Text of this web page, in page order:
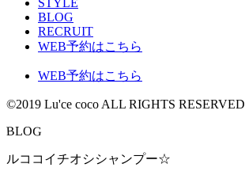
STYLE
BLOG
RECRUIT
WEB予約はこちら
WEB予約はこちら
©2019 Lu'ce coco ALL RIGHTS RESERVED
BLOG
ルココイチオシシャンプー☆